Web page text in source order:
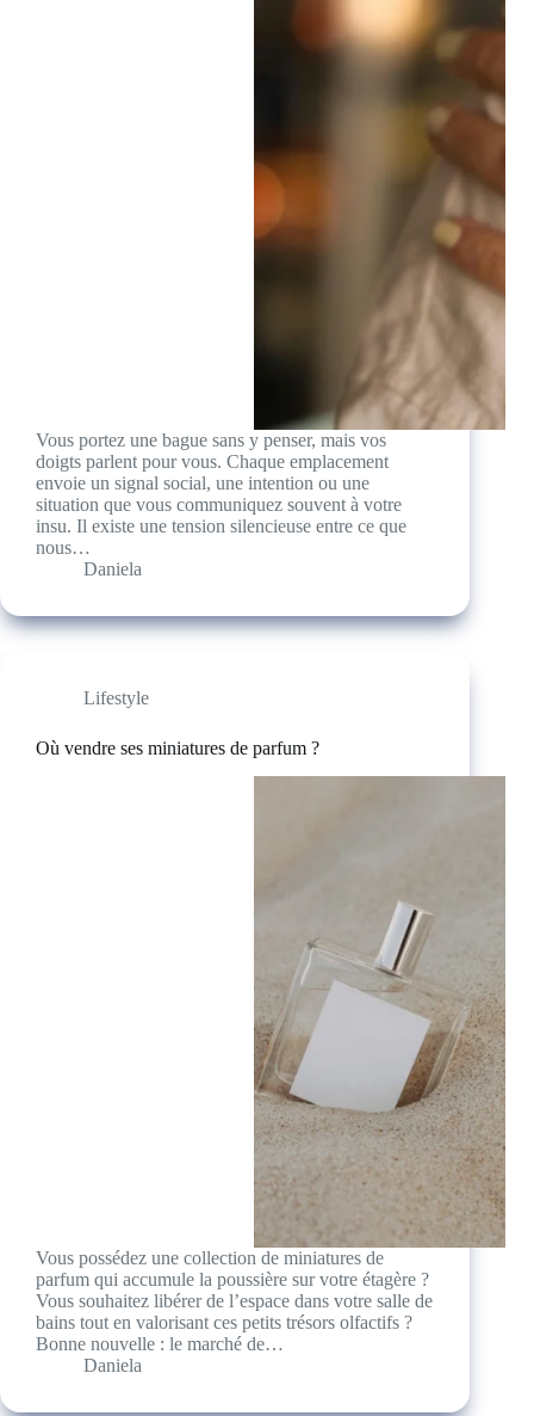
Vous portez une bague sans y penser, mais vos
doigts parlent pour vous. Chaque emplacement
envoie un signal social, une intention ou une
situation que vous communiquez souvent à votre
insu. Il existe une tension silencieuse entre ce que
nous…
Daniela
Lifestyle
Où vendre ses miniatures de parfum ?
Vous possédez une collection de miniatures de
parfum qui accumule la poussière sur votre étagère ?
Vous souhaitez libérer de l’espace dans votre salle de
bains tout en valorisant ces petits trésors olfactifs ?
Bonne nouvelle : le marché de…
Daniela